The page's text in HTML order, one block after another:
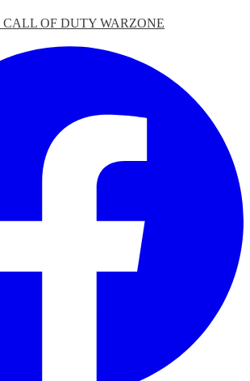
CALL OF DUTY WARZONE